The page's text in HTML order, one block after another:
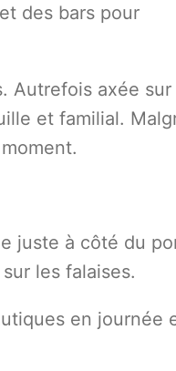
des bars pour
Autrefois axée sur
et familial.
juste à côté du
les falaises.
en journée